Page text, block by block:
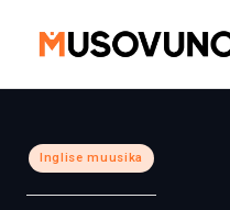
Posted
in
Inglise muusika